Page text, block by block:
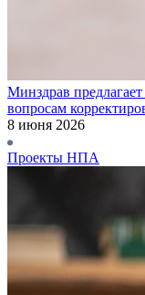
Минздрав
вопросам
8 июня 2026
Проекты НПА